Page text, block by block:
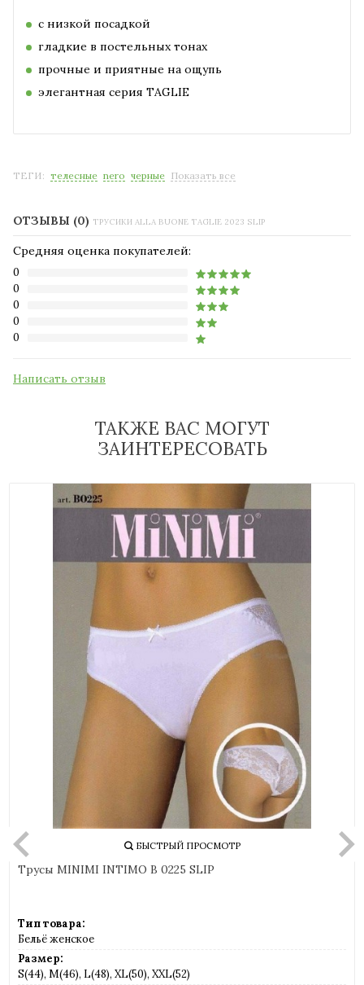
с низкой посадкой
гладкие в постельных тонах
прочные и приятные на ощупь
элегантная серия TAGLIE
ТЕГИ: телесные nero черные Показать все
ОТЗЫВЫ (0) ТРУСИКИ ALLA BUONE TAGLIE 2023 SLIP
Средняя оценка покупателей:
0
0
0
0
0
Написать отзыв
ТАКЖЕ ВАС МОГУТ
ЗАИНТЕРЕСОВАТЬ
БЫСТРЫЙ ПРОСМОТР
Трусы MINIMI INTIMO B 0225 SLIP
Тип товара:
Бельё женское
Размер:
S(44), M(46), L(48), XL(50), XXL(52)